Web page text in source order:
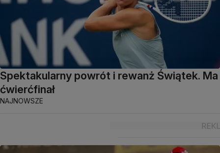
Spektakularny powrót i rewanż Świątek. Ma
ćwierćfinał
NAJNOWSZE